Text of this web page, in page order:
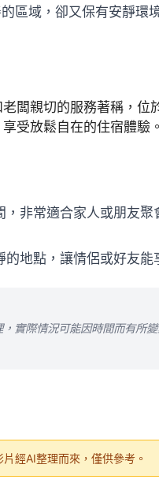
區域，卻又保有安靜環
闆親切的服務著稱，
受放鬆自在的住宿體驗。
非常適合家人或朋友聚
地點，讓情侶或好友能
實際情況可能因時間而有所
經AI整理而來，僅供參考。